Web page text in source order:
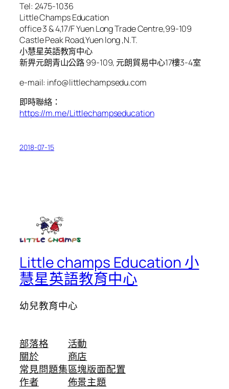
Tel: 2475-1036
Little Champs Education
office 3 & 4,17/F Yuen Long Trade Centre,99-109
Castle Peak Road,Yuen long ,N.T.
小慧星英語教肓中心
新畀元朗青山公路 99-109, 元朗貿易中心17樓3-4室
e-mail: info@littlechampsedu.com
即時聯絡：
https://m.me/Littlechampseducation
2018-07-15
Little champs Education 小
慧星英語教育中心
幼兒教育中心
部落格
關於
常見問題集
作者
活動
商店
區塊版面配置
佈景主題